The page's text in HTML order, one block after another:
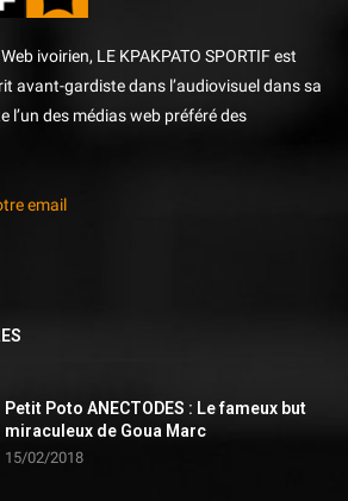
ivoirien, LE KPAKPATO SPORTIF est
avant-gardiste dans l’audiovisuel dans sa
l’un des médias web préféré des
email
Petit Poto ANECTODES : Le fameux but
miraculeux de Goua Marc
15/02/2018